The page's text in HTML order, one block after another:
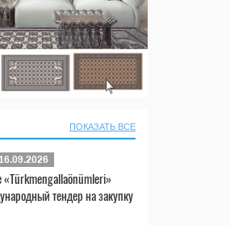
ПОКАЗАТЬ ВСЕ
16.09.2026
«Türkmengallaönümleri»
тендер на закупку